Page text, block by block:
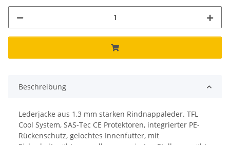
Beschreibung
Lederjacke aus 1,3 mm starken Rindnappaleder. TFL
Cool System, SAS-Tec CE Protektoren, integrierter PE-
Rückenschutz, gelochtes Innenfutter, mit